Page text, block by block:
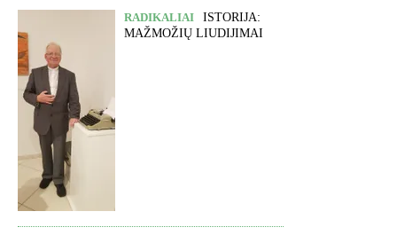
RADIKALIAI
ISTORIJA:
MAŽMOŽIŲ LIUDIJIMAI